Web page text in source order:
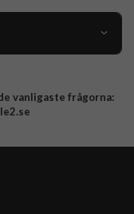
vanligaste frågorna: